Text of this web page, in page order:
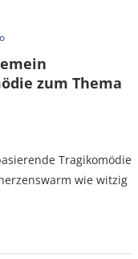
zum Thema
Tragikomödie
wie witzig